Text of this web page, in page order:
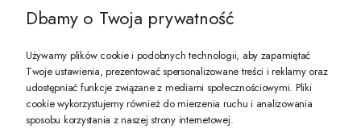
PREZENT DLA CIEBIE!
-10% na pierwsze zakupy na zeccoro.pl Gdy zapiszesz się do naszego
Dbamy o Twoja prywatność
Używamy plików cookie i podobnych technologii, aby zapamiętać
Twoje ustawienia, prezentować spersonalizowane treści i reklamy oraz
udostępniać funkcje związane z mediami społecznościowymi. Pliki
cookie wykorzystujemy również do mierzenia ruchu i analizowania
sposobu korzystania z naszej strony internetowej.